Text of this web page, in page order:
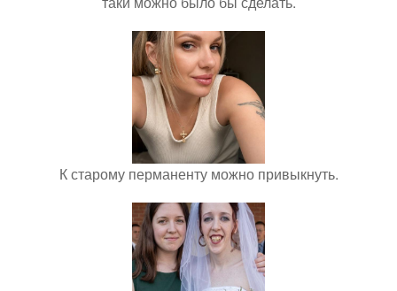
К старому перманенту можно привыкнуть.